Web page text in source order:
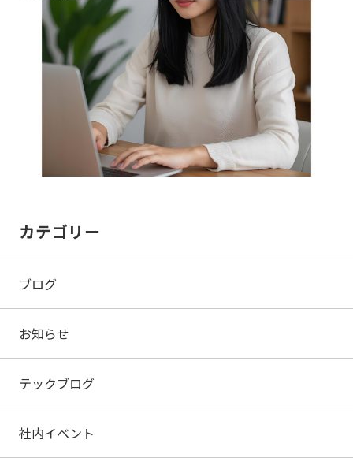
カテゴリー
ブログ
お知らせ
テックブログ
社内イベント